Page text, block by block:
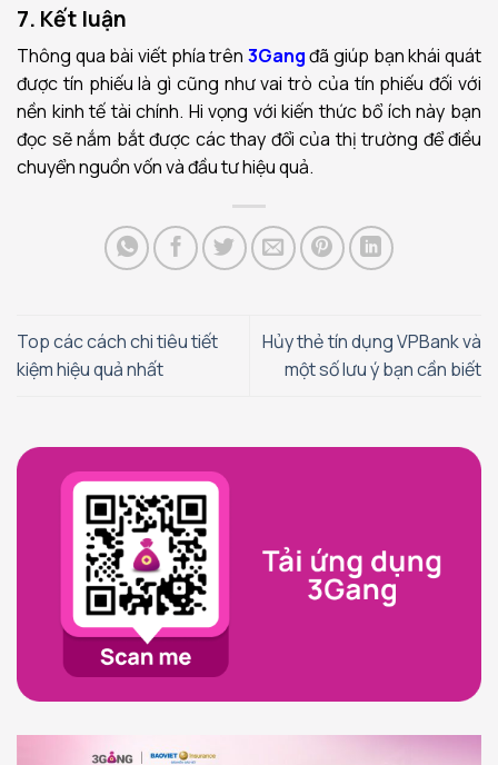
7. Kết luận
Thông qua bài viết phía trên 3Gangđã giúp bạn khái quát
được tín phiếu là gì cũng như vai trò của tín phiếu đối với
nền kinh tế tài chính. Hi vọng với kiến thức bổ ích này bạn
đọc sẽ nắm bắt được các thay đổi của thị trường để điều
chuyển nguồn vốn và đầu tư hiệu quả.
Top các cách chi tiêu tiết
kiệm hiệu quả nhất
Hủy thẻ tín dụng VPBank và
một số lưu ý bạn cần biết